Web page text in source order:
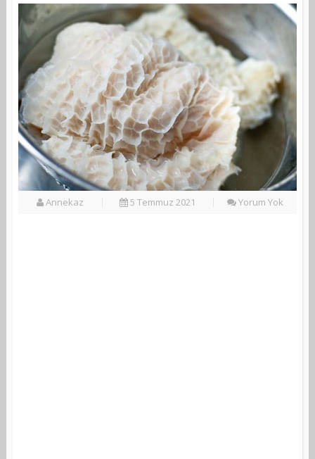
Annekaz 5 Temmuz 2021 Yorum Yok